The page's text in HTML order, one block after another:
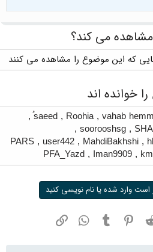
می کند؟
خوانده اند
vahab
,
Roohia
, ُsaeed,
,
soorooshsg
,
,
MahdiBakhshi
,
user442
,
PARS
,
Iman9909
,
PFA_Yazd
است وارد شده یا نام نویسی کنید
ردیت پینترستتامبلر واتسپ